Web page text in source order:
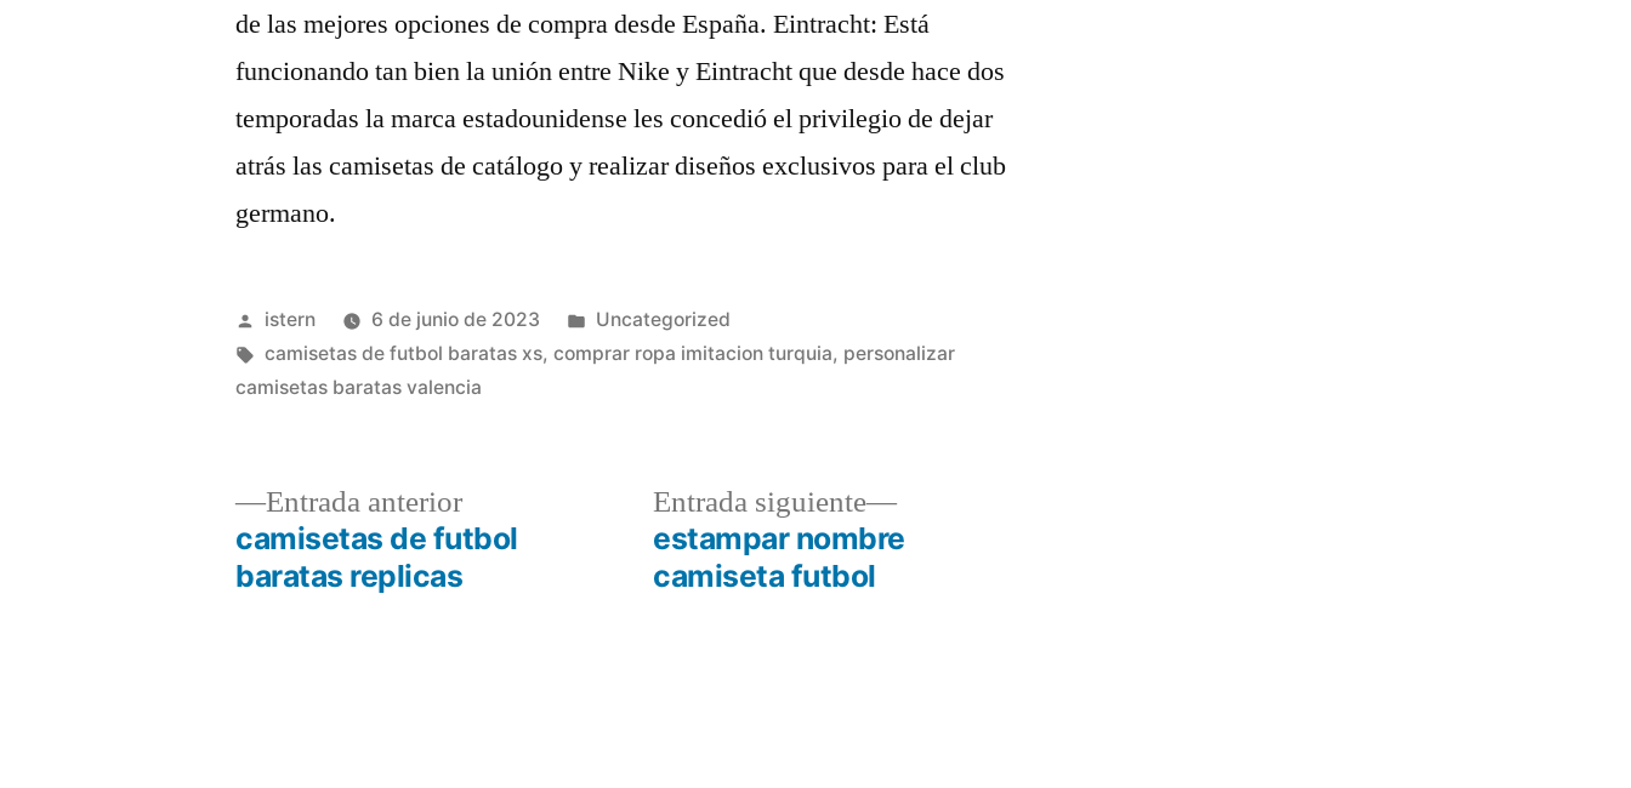
de las mejores opciones de compra desde España. Eintracht: Está
funcionando tan bien la unión entre Nike y Eintracht que desde hace dos
temporadas la marca estadounidense les concedió el privilegio de dejar
atrás las camisetas de catálogo y realizar diseños exclusivos para el club
germano.
Publicado
por
istern 6 de junio de 2023
Publicado
en
Uncategorized
Etiquetas:
camisetas de futbol baratas xs,comprar ropa imitacion turquia, personalizar
camisetas baratas valencia
Navegación
Entrada anteriorEntrada
anterior:
camisetas de futbol
baratas replicas
Entrada siguiente
Entrada
siguiente:
estampar nombre
camiseta futbol